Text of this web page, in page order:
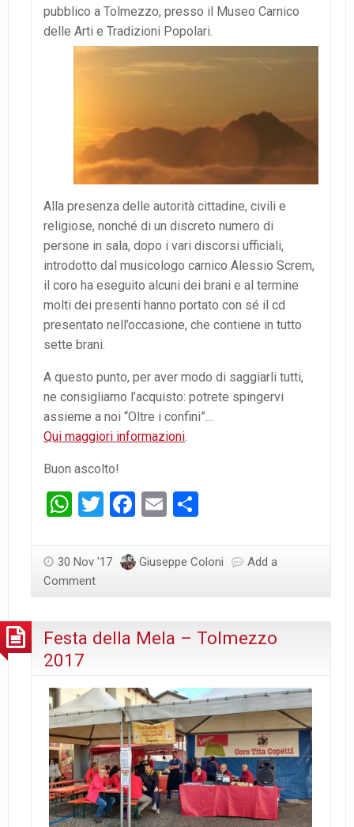
pubblico a Tolmezzo, presso il Museo Carnico
delle Arti e Tradizioni Popolari.
Alla presenza delle autorità cittadine, civili e
religiose, nonché di un discreto numero di
persone in sala, dopo i vari discorsi ufficiali,
introdotto dal musicologo carnico Alessio Screm,
il coro ha eseguito alcuni dei brani e al termine
molti dei presenti hanno portato con sé il cd
presentato nell’occasione, che contiene in tutto
sette brani.
A questo punto, per aver modo di saggiarli tutti,
ne consigliamo l’acquisto: potrete spingervi
assieme a noi “Oltre i confini”…
Qui maggiori informazioni
Buon ascolto!
WhatsApp
Twitter
Facebook
Email
30 Nov '17 Giuseppe Coloni
Add a
Comment
Festa della Mela – Tolmezzo
2017